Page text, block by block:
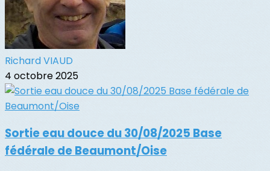
Richard VIAUD
4 octobre 2025
Sortie eau douce du 30/08/2025 Base
fédérale de Beaumont/Oise